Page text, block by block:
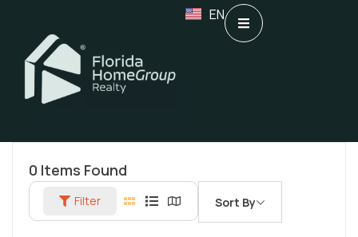
EN
0 Items Found
Filter Sort By